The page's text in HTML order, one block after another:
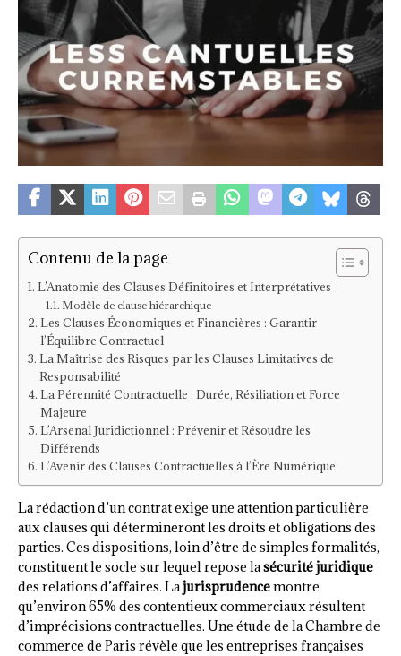
Contenu de la page
L’Anatomie des Clauses Définitoires et Interprétatives
Modèle de clause hiérarchique
Les Clauses Économiques et Financières : Garantir
l’Équilibre Contractuel
La Maîtrise des Risques par les Clauses Limitatives de
Responsabilité
La Pérennité Contractuelle : Durée, Résiliation et Force
Majeure
L’Arsenal Juridictionnel : Prévenir et Résoudre les
Différends
L’Avenir des Clauses Contractuelles à l’Ère Numérique
La rédaction d’un contrat exige une attention particulière
aux clauses qui détermineront les droits et obligations des
parties. Ces dispositions, loin d’être de simples formalités,
constituent le socle sur lequel repose lasécurité juridique
des relations d’affaires. Lajurisprudencemontre
qu’environ 65% des contentieux commerciaux résultent
d’imprécisions contractuelles. Une étude de la Chambre de
commerce de Paris révèle que les entreprises françaises